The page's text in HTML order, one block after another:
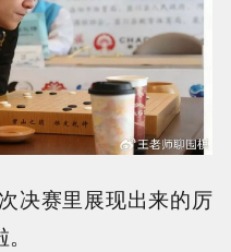
决赛里展现出来的厉